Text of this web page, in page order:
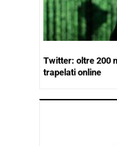
Twitter: oltre 200
trapelati online